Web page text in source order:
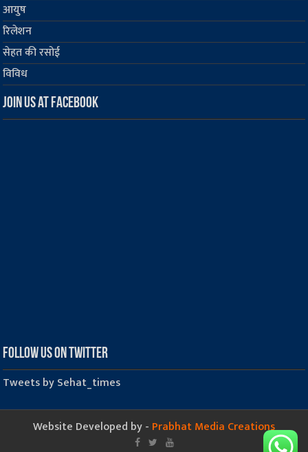
आयुष
रिलेशन
सेहत की रसोई
विविध
Join us at Facebook
Follow us on Twitter
Tweets by Sehat_times
Website Developed by - Prabhat Media Creations